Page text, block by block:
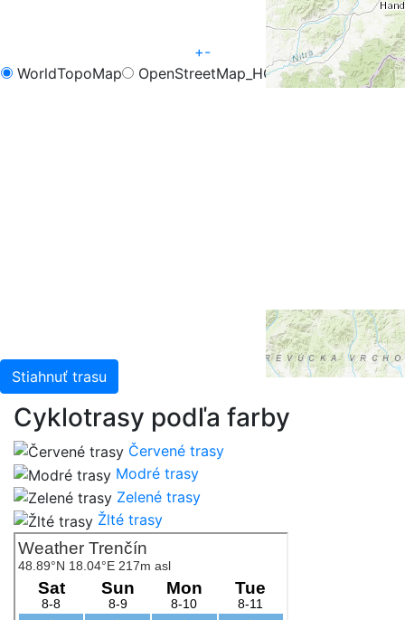
+-
WorldTopoMap
OpenStreetMap_HOT
OpenCycleMap
Stiahnuť trasu
Cyklotrasy podľa farby
Červené trasy
Modré trasy
Zelené trasy
Žlté trasy